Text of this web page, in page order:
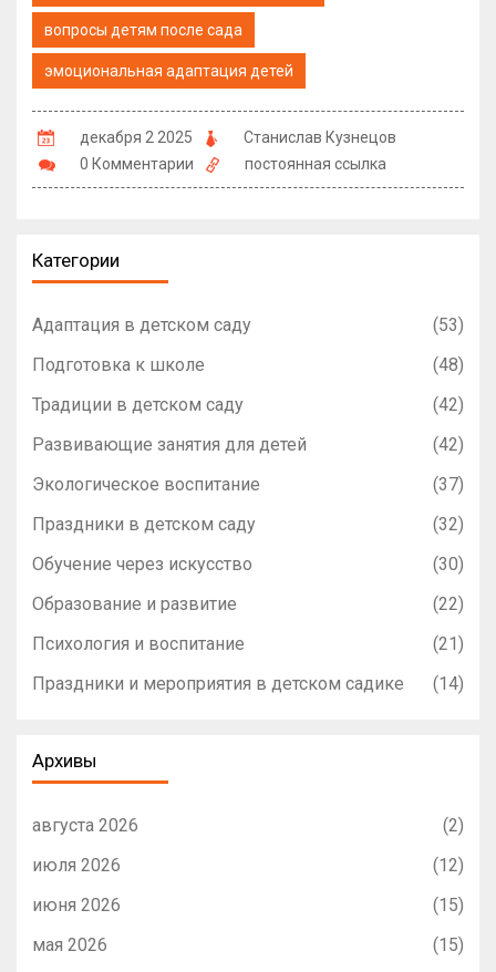
вопросы детям после сада
эмоциональная адаптация детей
декабря 2 2025
Станислав Кузнецов
0 Комментарии
постоянная ссылка
Категории
Адаптация в детском саду
(53)
Подготовка к школе
(48)
Традиции в детском саду
(42)
Развивающие занятия для детей
(42)
Экологическое воспитание
(37)
Праздники в детском саду
(32)
Обучение через искусство
(30)
Образование и развитие
(22)
Психология и воспитание
(21)
Праздники и мероприятия в детском садике
(14)
Архивы
августа 2026
(2)
июля 2026
(12)
июня 2026
(15)
мая 2026
(15)